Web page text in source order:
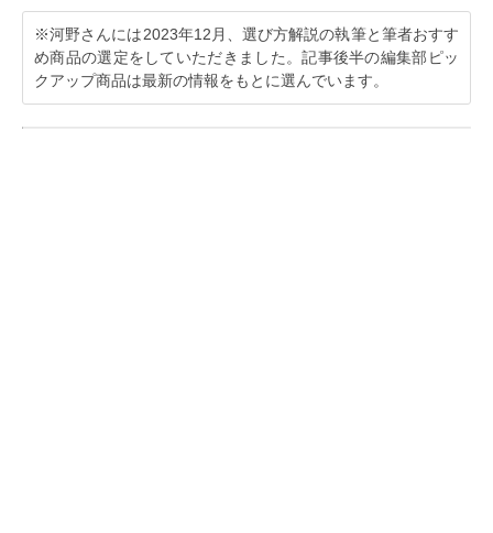
※河野さんには2023年12月、選び方解説の執筆と筆者おすす
め商品の選定をしていただきました。記事後半の編集部ピッ
クアップ商品は最新の情報をもとに選んでいます。